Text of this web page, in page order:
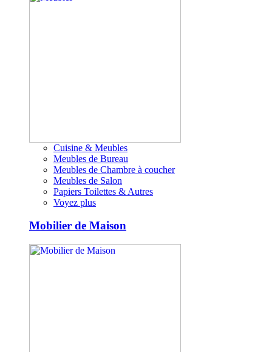
Cuisine & Meubles
Meubles de Bureau
Meubles de Chambre à coucher
Meubles de Salon
Papiers Toilettes & Autres
Voyez plus
Mobilier de Maison